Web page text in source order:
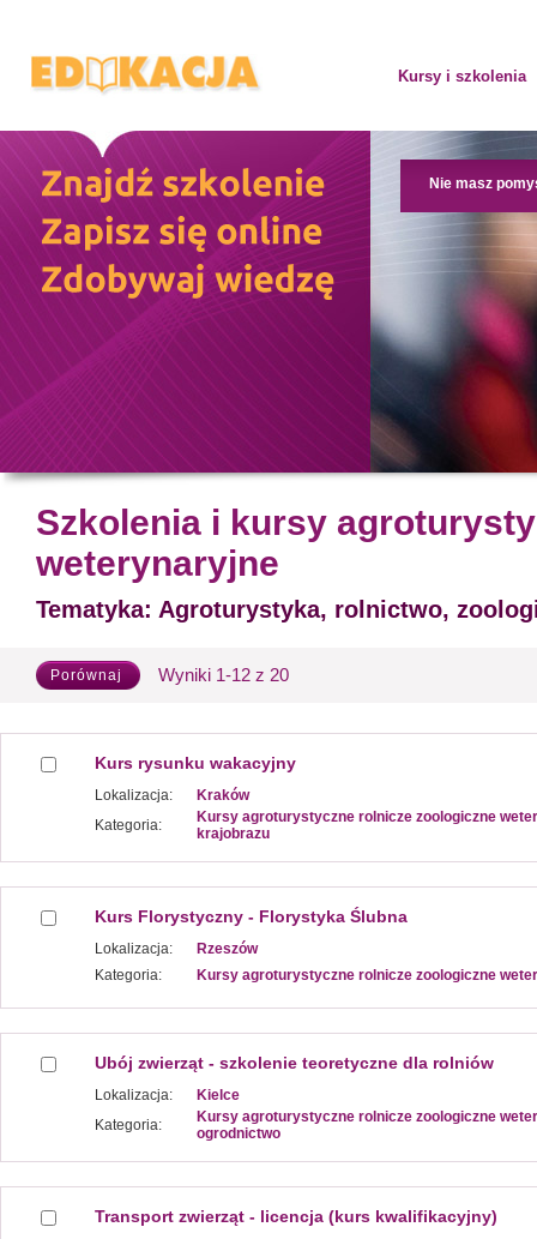
Kursy i szkolenia
Nie masz
Szkolenia i kursy
weterynaryjne
Tematyka: Agroturystyka, rolnictwo,
Porównaj Wyniki 1-12 z 20
Kurs rysunku wakacyjny
Lokalizacja:
Kraków
Kategoria:
Kursy agroturystyczne rolnicze zoologiczne
krajobrazu
Kurs Florystyczny - Florystyka Ślubna
Lokalizacja:
Rzeszów
Kategoria:
Kursy agroturystyczne rolnicze zoologiczne
Ubój zwierząt - szkolenie teoretyczne dla rolniów
Lokalizacja:
Kielce
Kategoria:
Kursy agroturystyczne rolnicze zoologiczne
ogrodnictwo
Transport zwierząt - licencja (kurs kwalifikacyjny)